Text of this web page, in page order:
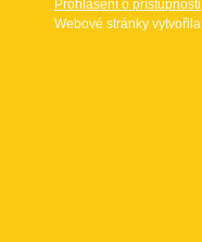
Prohlášení o přístupnosti
Webové stránky vytvořila